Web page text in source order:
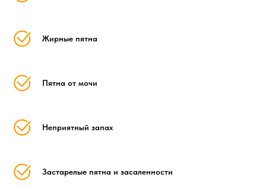
Жирные пятна
Пятна от мочи
Неприятный запах
Застарелые пятна и засаленности